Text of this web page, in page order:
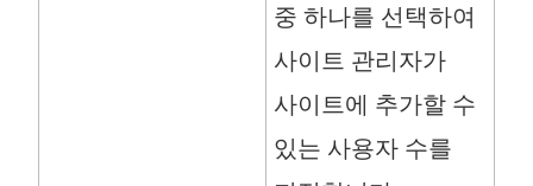
중 하나를 선택하여
사이트 관리자가
사이트에 추가할 수
있는 사용자 수를